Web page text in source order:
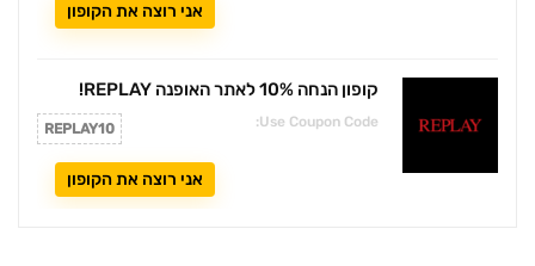
אני רוצה את הקופון
קופון הנחה 10% לאתר האופנה REPLAY!
Use Coupon Code:
REPLAY10
אני רוצה את הקופון